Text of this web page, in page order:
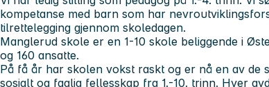
kompetanse med barn som har
tilrettelegging gjennom skoledagen.
Manglerud skole er en 1-10 skole beliggende i
og 160 ansatte.
På få år har skolen vokst raskt og er nå en av de
sosialt og faglig fellesskap fra 1.-10. trinn. Hver